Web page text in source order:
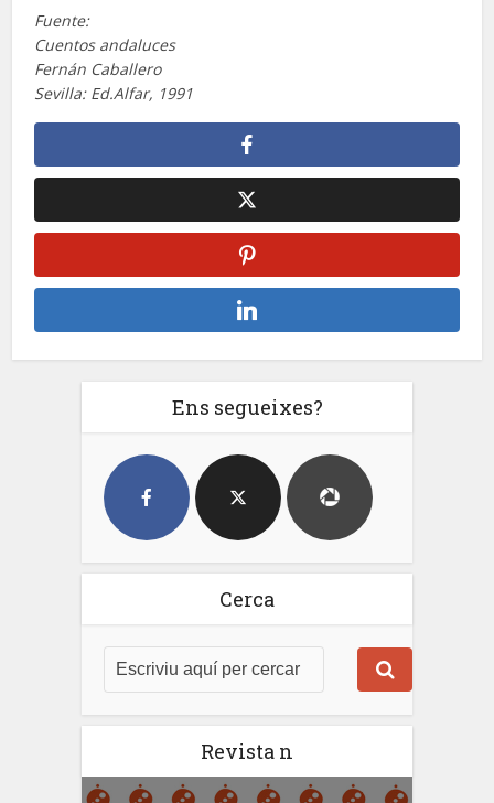
Fuente:
Cuentos andaluces
Fernán Caballero
Sevilla: Ed.Alfar, 1991
Ens segueixes?
Cerca
Revista n